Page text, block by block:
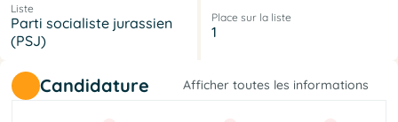
Liste
Parti socialiste jurassien
(PSJ)
Place sur la liste
1
Candidature Afficher toutes les informations